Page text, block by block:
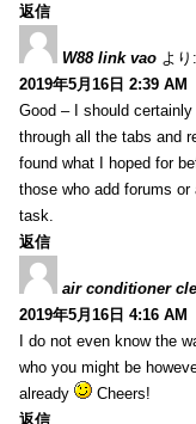
返信
W88 link vao より:
2019年5月16日 2:39 AM
Good – I should
through all the tabs and
found what I hoped for
those who add forums
task.
返信
air conditioner
2019年5月16日 4:16 AM
I do not even know the
who you might be
already
Cheers!
返信